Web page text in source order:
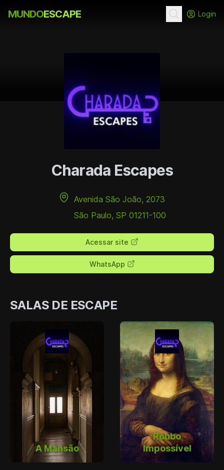
MUNDOESCAPE Login
Charada Escapes
Avenida São João, 2073
São Paulo, SP 01211-100
Acessar site
WhatsApp
SALAS DE ESCAPE
A Mansão
Roubo
Impossível